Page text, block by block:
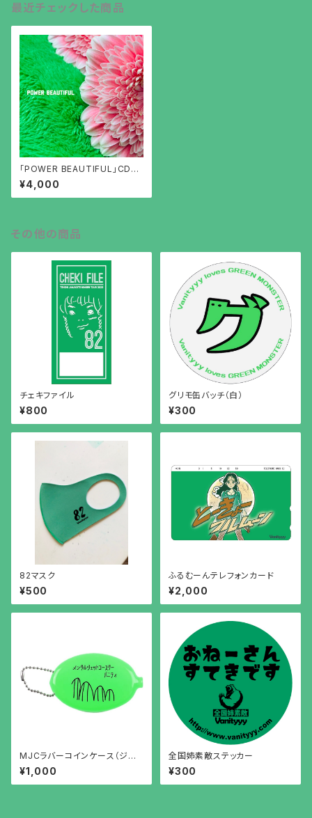
最近チェックした商品
「POWER BEAUTIFUL」CD
【初回限定盤】
¥4,000
その他の商品
チェキファイル
¥800
グリモ缶バッチ（白）
¥300
82マスク
¥500
ふるむーんテレフォンカード
¥2,000
MJCラバーコインケース（ジェッ
トコースターver）
¥1,000
全国姉素敵ステッカー
¥300